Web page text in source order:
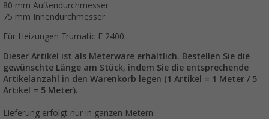
80 mm Außendurchmesser
75 mm Innendurchmesser
Für Heizungen Trumatic E 2400.
Dieser Artikel ist als Meterware erhältlich. Bestellen Sie die
gewünschte Länge am Stück, indem Sie die entsprechende
Artikelanzahl in den Warenkorb legen (1 Artikel = 1 Meter / 5
Artikel = 5 Meter).
Lieferung erfolgt nur in ganzen Metern.